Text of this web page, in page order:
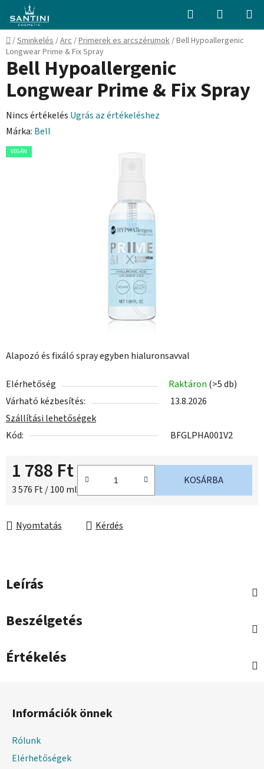
fő
tartalomhoz
Keresés KOSÁR
Kezdőlap
/Sminkelés/Arc/Primerek es arcszérumok/Bell Hypoallergenic
Longwear Prime & Fix Spray
Alapozó és fixáló spray egyben hialuronsavval
Elérhetőség Raktáron (>5 db)
Várható kézbesítés:
13.8.2026
Szállítási lehetőségek
Kód:
BFGLPHA001V2
1 788 Ft
Egységár:
3 576 Ft / 100 ml
KOSÁRBA
Nyomtatás Kérdés
Bell Hypoallergenic
Longwear Prime & Fix Spray
A
termék
átlagos
Nincs értékelés Ugrás az értékeléshez
Márka: Bell
VEGÁN
Leírás
Beszélgetés
Értékelés
Információk önnek
Rólunk
Elérhetőségek